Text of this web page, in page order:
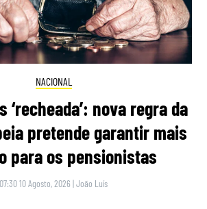
NACIONAL
‘recheada’: nova regra da
pretende garantir mais
para os pensionistas
07:30 10 Agosto, 2026 |João Luís